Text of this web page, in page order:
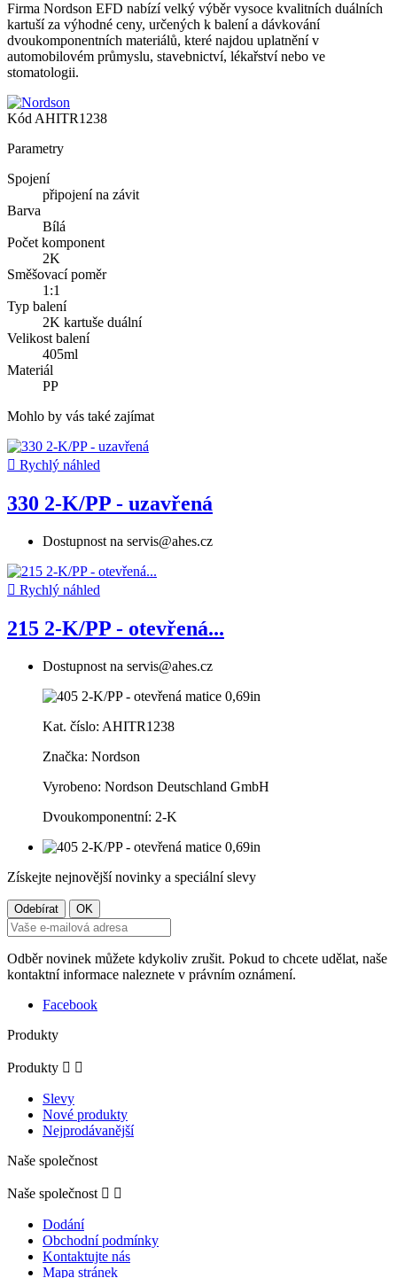
Firma Nordson EFD nabízí velký výběr vysoce kvalitních duálních
kartuší za výhodné ceny, určených k balení a dávkování
dvoukomponentních materiálů, které najdou uplatnění v
automobilovém průmyslu, stavebnictví, lékařství nebo ve
stomatologii.
KódAHITR1238
Parametry
Spojení
připojení na závit
Barva
Bílá
Počet komponent
2K
Směšovací poměr
1:1
Typ balení
2K kartuše duální
Velikost balení
405ml
Materiál
PP
Mohlo by vás také zajímat
 Rychlý náhled
330 2-K/PP - uzavřená
Dostupnost na servis@ahes.cz
 Rychlý náhled
215 2-K/PP - otevřená...
Dostupnost na servis@ahes.cz
Kat. číslo: AHITR1238
Značka: Nordson
Vyrobeno: Nordson Deutschland GmbH
Dvoukomponentní: 2-K
Získejte nejnovější novinky a speciální slevy
Odběr novinek můžete kdykoliv zrušit. Pokud to chcete udělat, naše
kontaktní informace naleznete v právním oznámení.
Facebook
Produkty
Produkty  
Slevy
Nové produkty
Nejprodávanější
Naše společnost
Naše společnost  
Dodání
Obchodní podmínky
Kontaktujte nás
Mapa stránek